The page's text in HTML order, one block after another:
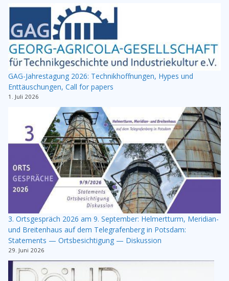
GAG-Jahrestagung 2026: Technikhoffnungen, Hypes und
Enttäuschungen, Call for papers
1. Juli 2026
3. Ortsgespräch 2026 am 9. September: Helmertturm, Meridian-
und Breitenhaus auf dem Telegrafenberg in Potsdam:
Statements — Ortsbesichtigung — Diskussion
29. Juni 2026